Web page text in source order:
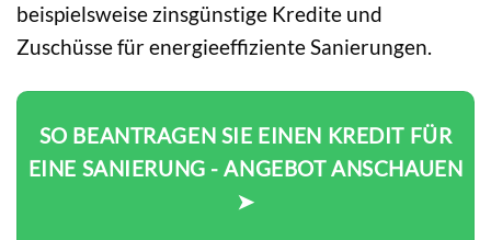
beispielsweise zinsgünstige Kredite und
Zuschüsse für energieeffiziente Sanierungen.
SO BEANTRAGEN SIE EINEN KREDIT FÜR
EINE SANIERUNG - ANGEBOT ANSCHAUEN
➤